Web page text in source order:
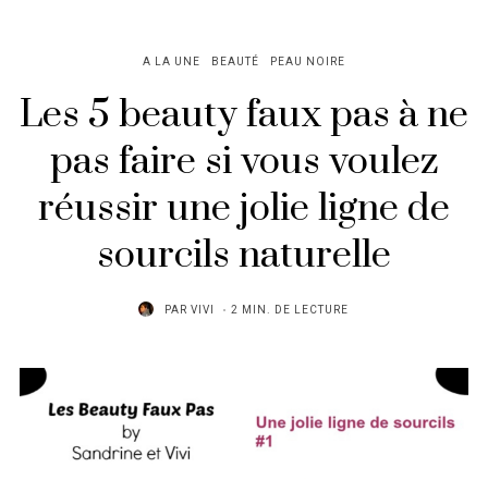
A LA UNE BEAUTÉ PEAU NOIRE
Les 5 beauty faux pas à ne
pas faire si vous voulez
réussir une jolie ligne de
sourcils naturelle
PAR VIVI 2 MIN. DE LECTURE